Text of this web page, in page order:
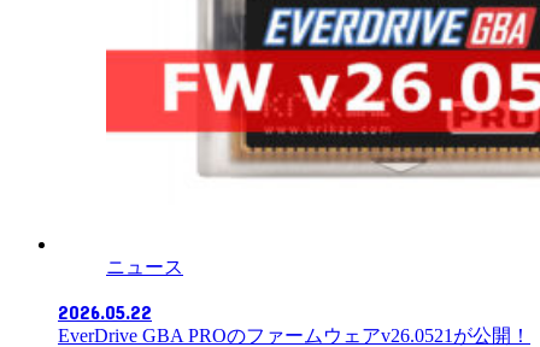
ニュース
2026.05.22
EverDrive GBA PROのファームウェアv26.0521が公開！